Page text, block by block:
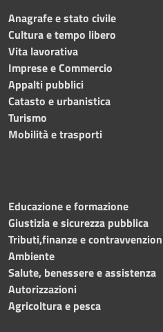
Anagrafe e stato civile
Cultura e tempo libero
Vita lavorativa
Imprese e Commercio
Appalti pubblici
Catasto e urbanistica
Turismo
Mobilità e trasporti
Educazione e formazione
Giustizia e sicurezza pubblica
Tributi,finanze e
Ambiente
Salute, benessere e assistenza
Autorizzazioni
Agricoltura e pesca